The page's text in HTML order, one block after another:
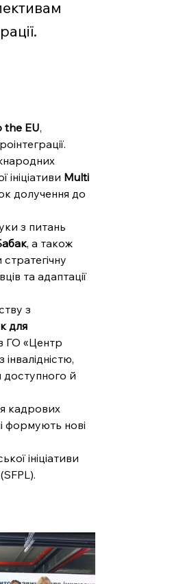
the EU,
Multi
долучення до
з питань
, а також
стратегічну
та адаптації
з
для
ГО «Центр
доступного й
кадрових
формують нові
ініціативи